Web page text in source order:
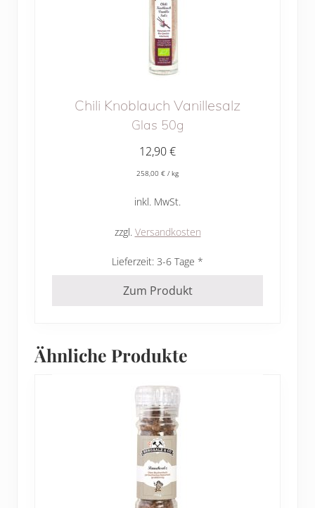
Chili Knoblauch Vanillesalz
Glas 50g
12,90€
258,00 € /kg
inkl. MwSt.
zzgl. Versandkosten
Lieferzeit: 3-6 Tage
Zum Produkt
Ähnliche Produkte